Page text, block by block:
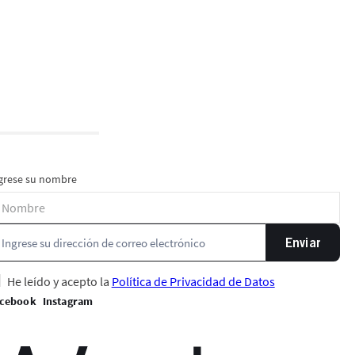
su nombre
Enviar
He leído y acepto la Política de Privacidad de Datos